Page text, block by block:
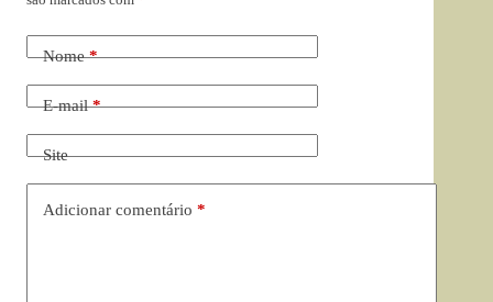
Nome*
E-mail*
Site
Adicionar comentário *